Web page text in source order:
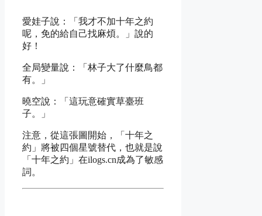
愛娃子說：「我才不加十年之約
呢，免的給自己找麻煩。」說的
好！
全局變量說：「林子大了什麼鳥都
有。」
曉空說：「這玩意確實草臺班
子。」
注意，從這張圖開始，「十年之
約」將被四個星號替代，也就是說
「十年之約」在ilogs.cn成為了敏感
詞。